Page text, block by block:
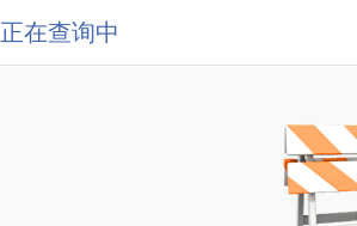
正在查询中